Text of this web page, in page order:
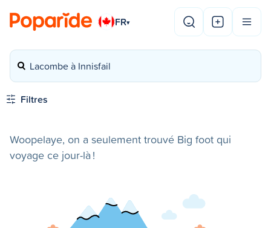
FR▾
Lacombe à Innisfail
Filtres
Woopelaye, on a seulement trouvé Big foot qui
voyage ce jour-là !